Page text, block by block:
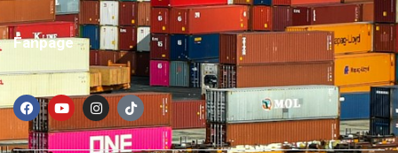
Fanpage